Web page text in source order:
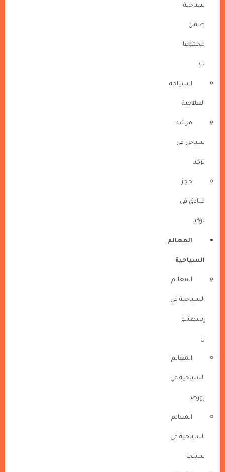
سياحية
ضمن
مجموعا
ت
السياحة
العلاجية
مرشد
سياحي في
تركيا
حجز
فنادق في
تركيا
المعالم
السياحية
المعالم
السياحية في
إسطنبو
ل
المعالم
السياحية في
بورصا
المعالم
السياحية في
سبنجا